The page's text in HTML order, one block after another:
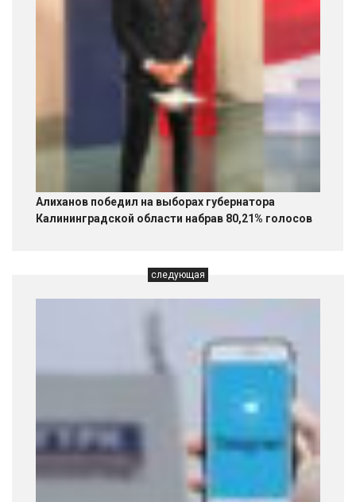
Алиханов победил на выборах губернатора
Калининградской области набрав 80,21% голосов
следующая